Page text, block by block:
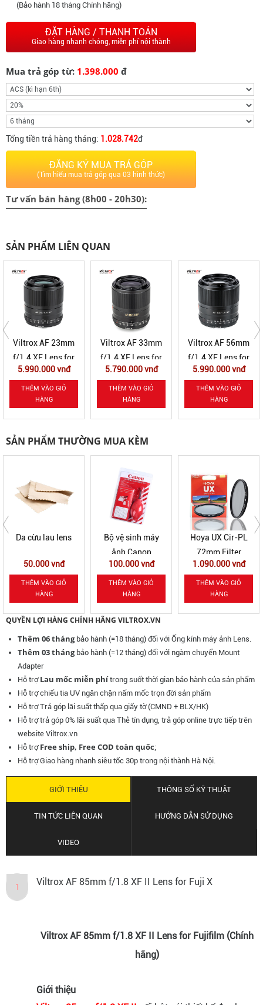
(Bảo hành 18 tháng Chính hãng)
ĐẶT HÀNG / THANH TOÁN
Giao hàng nhanh chóng, miễn phí nội thành
Mua trả góp từ: 1.398.000 đ
Tổng tiền trả hàng tháng: 1.028.742đ
ĐĂNG KÝ MUA TRẢ GÓP
(Tìm hiểu mua trả góp qua 03 hình thức)
Tư vấn bán hàng (8h00 - 20h30):
SẢN PHẨM LIÊN QUAN
Viltrox AF 23mm
f/1.4 XF Lens for
Fuji X (v2)
5.990.000 vnđ
THÊM VÀO GIỎ
HÀNG
Viltrox AF 33mm
f/1.4 XF Lens for
Fuji X
5.790.000 vnđ
THÊM VÀO GIỎ
HÀNG
Viltrox AF 56mm
f/1.4 XF Lens for
Fuji X
5.990.000 vnđ
THÊM VÀO GIỎ
HÀNG
SẢN PHẨM THƯỜNG MUA KÈM
Da cừu lau lens
50.000 vnđ
THÊM VÀO GIỎ
HÀNG
Bộ vệ sinh máy
ảnh Canon
100.000 vnđ
THÊM VÀO GIỎ
HÀNG
Hoya UX Cir-PL
72mm Filter
1.090.000 vnđ
THÊM VÀO GIỎ
HÀNG
QUYỀN LỢI HÀNG CHÍNH HÃNG VILTROX.VN
Thêm 06 thángbảo hành (=18 tháng) đối với Ống kính máy ảnh Lens.
Thêm 03 thángbảo hành (=12 tháng) đối với ngàm chuyển Mount
Adapter
Hỗ trợ Lau mốc miễn phítrong suốt thời gian bảo hành của sản phẩm
Hỗ trợ chiếu tia UV ngăn chặn nấm mốc trọn đời sản phẩm
Hỗ trợ Trả góp lãi suất thấp qua giấy tờ (CMND + BLX/HK)
Hỗ trợ trả góp 0% lãi suất qua Thẻ tín dụng, trả góp online trực tiếp trên
website Viltrox.vn
Hỗ trợ Free ship, Free COD toàn quốc;
Hỗ trợ Giao hàng nhanh siêu tốc 30p trong nội thành Hà Nội.
GIỚI THIỆU THÔNG SỐ KỸ THUẬT
TIN TỨC LIÊN QUAN HƯỚNG DẪN SỬ DỤNG
VIDEO
1 Viltrox AF 85mm f/1.8 XF II Lens for Fuji X
Viltrox AF 85mm f/1.8 XF II Lens for Fujifilm (Chính
hãng)
Giới thiệu